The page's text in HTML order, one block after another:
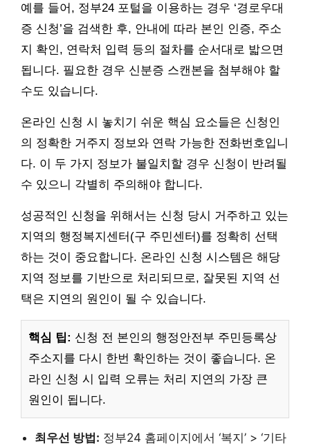
예를 들어, 정부24 포털을 이용하는 경우 ‘경로우대
증 신청’을 검색한 후, 안내에 따라 본인 인증, 주소
지 확인, 연락처 입력 등의 절차를 순서대로 밟으면
됩니다. 필요한 경우 신분증 스캔본을 첨부해야 할
수도 있습니다.
온라인 신청 시 놓치기 쉬운 핵심 요소들은 신청인
의 정확한 거주지 정보와 연락 가능한 전화번호입니
다. 이 두 가지 정보가 불일치할 경우 신청이 반려될
수 있으니 각별히 주의해야 합니다.
성공적인 신청을 위해서는 신청 당시 거주하고 있는
지역의 행정복지센터(구 주민센터)를 정확히 선택
하는 것이 중요합니다. 온라인 신청 시스템은 해당
지역 정보를 기반으로 처리되므로, 잘못된 지역 선
택은 지연의 원인이 될 수 있습니다.
핵심 팁: 신청 전 본인의 행정안전부 주민등록상
주소지를 다시 한번 확인하는 것이 좋습니다. 온
라인 신청 시 입력 오류는 처리 지연의 가장 큰
원인이 됩니다.
최우선 방법: 정부24 홈페이지에서 ‘복지’ > ‘기타